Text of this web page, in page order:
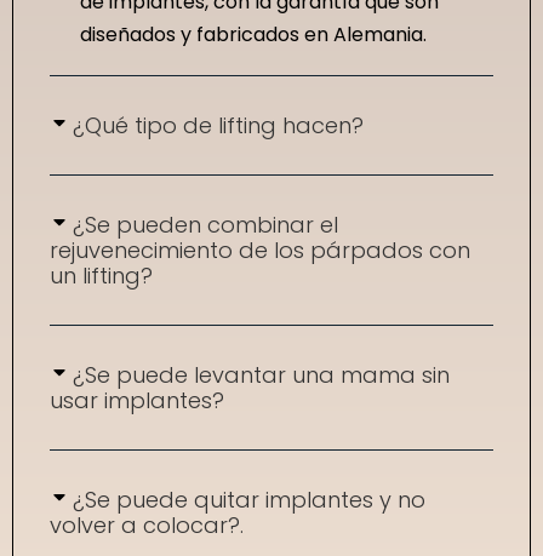
diseñados y fabricados en Alemania.
¿Qué tipo de lifting hacen?
¿Se pueden combinar el
rejuvenecimiento de los párpados con
un lifting?
¿Se puede levantar una mama sin
usar implantes?
¿Se puede quitar implantes y no
volver a colocar?.